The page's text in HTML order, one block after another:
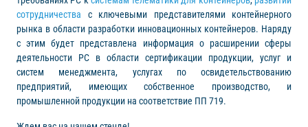
сотрудничества с ключевыми представителями контейнерного
рынка в области разработки инновационных контейнеров. Наряду
с этим будет представлена информация о расширении сферы
деятельности РС в области сертификации продукции, услуг и
систем менеджмента, услугах по освидетельствованию
предприятий, имеющих собственное производство, и
промышленной продукции на соответствие ПП 719.